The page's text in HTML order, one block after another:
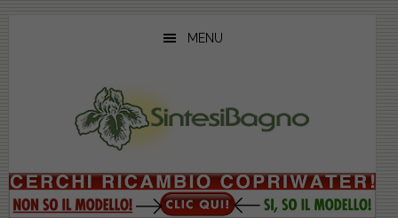
MENU